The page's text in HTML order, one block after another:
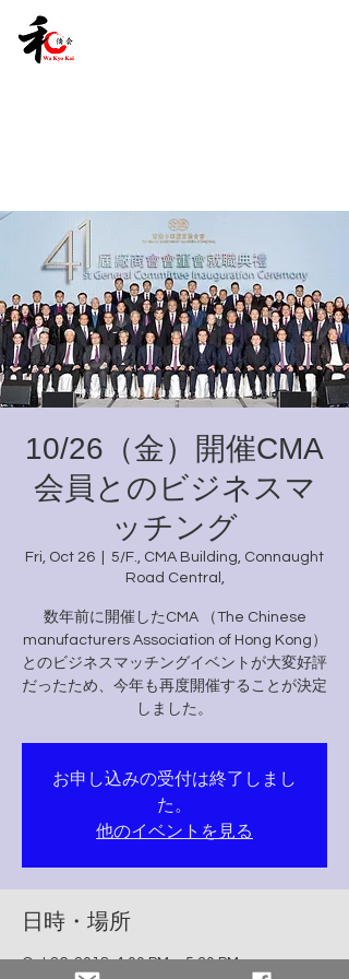
10/26（金）開催CMA
会員とのビジネスマ
ッチング
Fri, Oct 26
5/F., CMA Building, Connaught
Road Central,
数年前に開催したCMA （The Chinese
manufacturers Association of Hong Kong）
とのビジネスマッチングイベントが大変好評
だったため、今年も再度開催することが決定
お申し込みの受付は終了しまし
た。
他のイベントを見る
日時・場所
Oct 26, 2018, 4:00 PM – 5:30 PM